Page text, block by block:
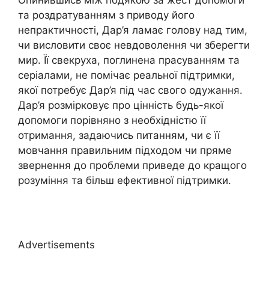
та роздратуванням з приводу його
непрактичності, Дар’я ламає голову над тим,
чи висловити своє невдоволення чи зберегти
мир. Її свекруха, поглинена прасуванням та
серіалами, не помічає реальної підтримки,
якої потребує Дар’я під час свого одужання.
Дар’я розмірковує про цінність будь-якої
допомоги порівняно з необхідністю її
отримання, задаючись питанням, чи є її
мовчання правильним підходом чи пряме
звернення до проблеми приведе до кращого
розуміння та більш ефективної підтримки.
Advertisements